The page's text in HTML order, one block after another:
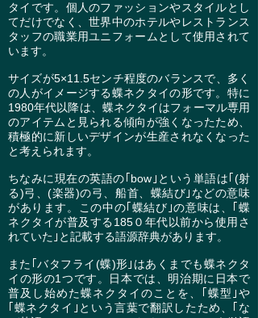
タイです。個人のファッションやスタイルとし
てだけでなく、世界中のホテルやレストランス
タッフの職業用ユニフォームとして使用されて
います。
サイズが5×11.5センチ程度のバランスで、多く
の人がイメージする蝶ネクタイの形です。特に
1980年代以降は、蝶ネクタイはフォーマル専用
のアイテムと見られる傾向が強くなったため、
積極的に新しいデザインが生産されなくなった
と考えられます。
ちなみに現在の英語の｢bow｣という単語は｢(射
る)弓、(楽器)の弓、船首、蝶結び｣などの意味
があります。この中の｢蝶結び｣の意味は、｢蝶
ネクタイが普及する185０年代以前から使用さ
れていた｣と記載する語源辞典があります。
また｢バタフライ(蝶)形｣はあくまでも蝶ネクタ
イの形の1つです。日本では、明治期に日本で
普及し始めた蝶ネクタイのことを、｢蝶型｣や
｢蝶ネクタイ｣という言葉で翻訳したため、｢な